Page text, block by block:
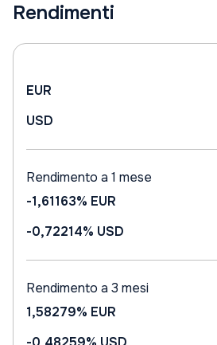
Rendimenti
EUR
USD
Rendimento a 1 mese
-1,61163% EUR
-0,72214% USD
Rendimento a 3 mesi
1,58279% EUR